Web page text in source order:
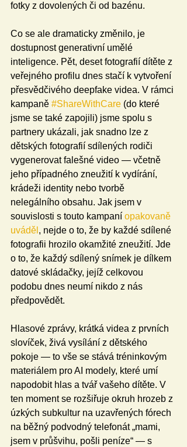
fotky z dovolených či od bazénu.
Co se ale dramaticky změnilo, je
dostupnost generativní umělé
inteligence. Pět, deset fotografií dítěte z
veřejného profilu dnes stačí k vytvoření
přesvědčivého deepfake videa. V rámci
kampaně #ShareWithCare (do které
jsme se také zapojili) jsme spolu s
partnery ukázali, jak snadno lze z
dětských fotografií sdílených rodiči
vygenerovat falešné video — včetně
jeho případného zneužití k vydírání,
krádeži identity nebo tvorbě
nelegálního obsahu. Jak jsem v
souvislosti s touto kampaní opakovaně
uváděl , nejde o to, že by každé sdílené
fotografii hrozilo okamžité zneužití. Jde
o to, že každý sdílený snímek je dílkem
datové skládačky, jejíž celkovou
podobu dnes neumí nikdo z nás
předpovědět.
Hlasové zprávy, krátká videa z prvních
slovíček, živá vysílání z dětského
pokoje — to vše se stává tréninkovým
materiálem pro AI modely, které umí
napodobit hlas a tvář vašeho dítěte. V
ten moment se rozšiřuje okruh hrozeb z
úzkých subkultur na uzavřených fórech
na běžný podvodný telefonát „mami,
jsem v průšvihu, pošli peníze“ — s